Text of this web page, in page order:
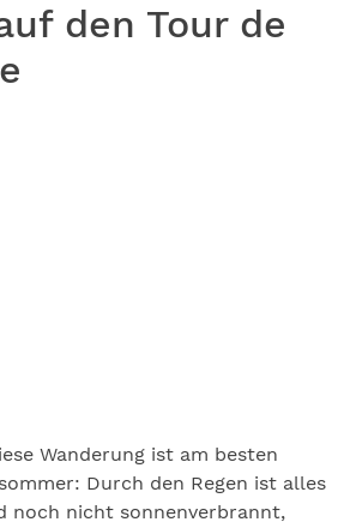
den Tour de
Wanderung ist am besten
Durch den Regen ist alles
noch nicht sonnenverbrannt,